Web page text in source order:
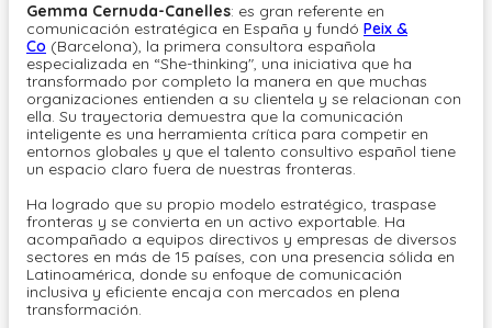
Gemma Cernuda-Canelles: es gran referente en
comunicación estratégica en España y fundó Peix &
Co (Barcelona), la primera consultora española
especializada en “She-thinking", una iniciativa que ha
transformado por completo la manera en que muchas
organizaciones entienden a su clientela y se relacionan con
ella. Su trayectoria demuestra que la comunicación
inteligente es una herramienta crítica para competir en
entornos globales y que el talento consultivo español tiene
un espacio claro fuera de nuestras fronteras.
Ha logrado que su propio modelo estratégico, traspase
fronteras y se convierta en un activo exportable. Ha
acompañado a equipos directivos y empresas de diversos
sectores en más de 15 países, con una presencia sólida en
Latinoamérica, donde su enfoque de comunicación
inclusiva y eficiente encaja con mercados en plena
transformación.